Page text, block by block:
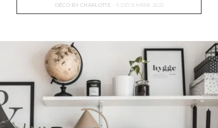
DÉCOBYCHARLOTTE 6 DÉCEMBRE 2022